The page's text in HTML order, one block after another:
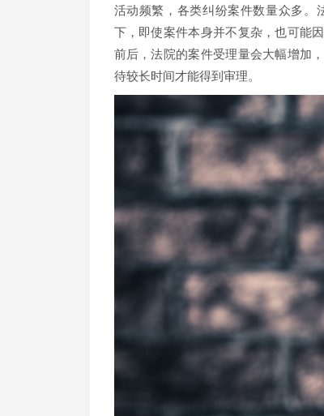
活动频繁，各类纠纷案件数量众多。
下，即使案件本身并不复杂，也可能
前后，法院的案件受理量会大幅增加
待较长时间才能得到审理。